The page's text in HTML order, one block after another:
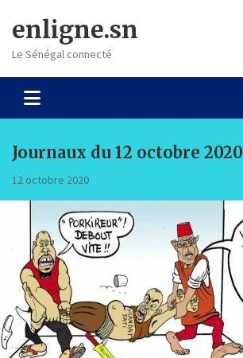
content
enligne.sn
Le Sénégal connecté
Journaux du 12 octobre 2020
12 octobre 2020